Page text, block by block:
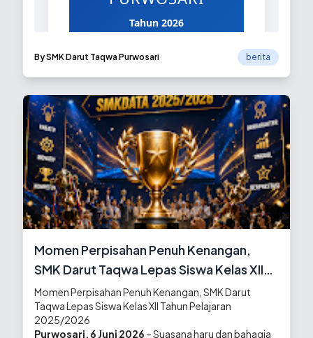
Tahun 2026
Jl. Pesantren Ngalah No. 16
Pandean Sengonagung
Purwosari Pasuruan
Telp (0343) 612026 | Fax (0343)
612026
www.smkdata.sch.id |
smkdaruttaqwapurwosari@gmail.com
Nama Sekolah:SMK Darut
Taqwa Purwosari
NSS:32.2.05.19.08.027
NPSN:
By SMK Darut Taqwa Purwosari berita
Momen Perpisahan Penuh Kenangan,
SMK Darut Taqwa Lepas Siswa Kelas XII
Tahun Pelajaran 2025/2026
Momen Perpisahan Penuh Kenangan, SMK Darut
Taqwa Lepas Siswa Kelas XII Tahun Pelajaran
2025/2026
Purwosari, 6 Juni 2026 – Suasana haru dan bahagia